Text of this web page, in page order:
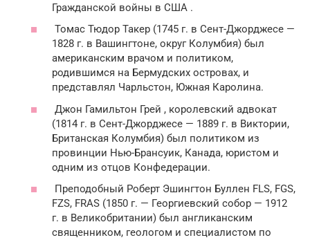
Гражданской войны в США .
Томас Тюдор Такер (1745 г. в Сент-Джорджесе —
1828 г. в Вашингтоне, округ Колумбия) был
американским врачом и политиком,
родившимся на Бермудских островах, и
представлял Чарльстон, Южная Каролина.
Джон Гамильтон Грей , королевский адвокат
(1814 г. в Сент-Джорджесе — 1889 г. в Виктории,
Британская Колумбия) был политиком из
провинции Нью-Брансуик, Канада, юристом и
одним из отцов Конфедерации.
Преподобный Роберт Эшингтон Буллен FLS, FGS,
FZS, FRAS (1850 г. — Георгиевский собор — 1912
г. в Великобритании) был англиканским
священником, геологом и специалистом по